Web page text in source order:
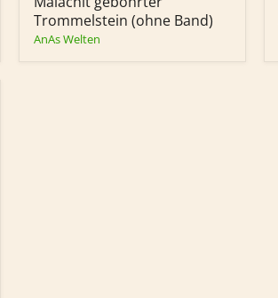
(ohne
Band)
Trommelstein (ohne Band)
AnAs Welten